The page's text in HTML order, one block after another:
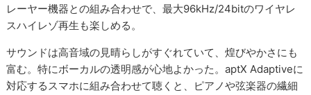
レーヤー機器との組み合わせで、最大96kHz/24bitのワイヤレ
スハイレゾ再生も楽しめる。
サウンドは高音域の見晴らしがすぐれていて、煌びやかさにも
富む。特にボーカルの透明感が心地よかった。aptX Adaptiveに
対応するスマホに組み合わせて聴くと、ピアノや弦楽器の繊細